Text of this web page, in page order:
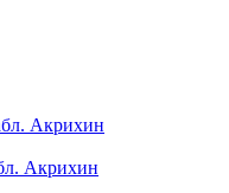
Акрихин